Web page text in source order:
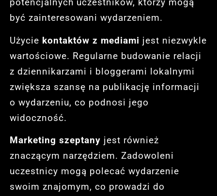
potencjalnych uczestników, którzy mogą
być zainteresowani wydarzeniem.
Użycie kontaktów z mediami jest niezwykle
wartościowe. Regularne budowanie relacji
z dziennikarzami i bloggerami lokalnymi
zwiększa szansę na publikację informacji
o wydarzeniu, co podnosi jego
widoczność.
Marketing szeptany jest również
znaczącym narzędziem. Zadowoleni
uczestnicy mogą polecać wydarzenie
swoim znajomym, co prowadzi do